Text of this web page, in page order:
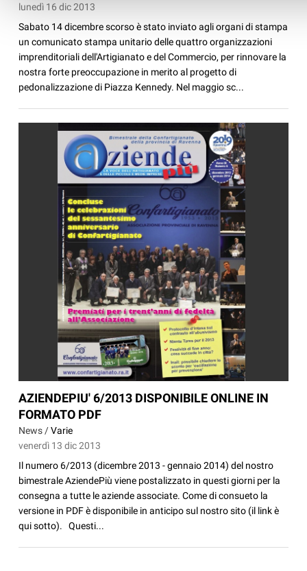
lunedì 16 dic 2013
Sabato 14 dicembre scorso è stato inviato agli organi di stampa
un comunicato stampa unitario delle quattro organizzazioni
imprenditoriali dell'Artigianato e del Commercio, per rinnovare la
nostra forte preoccupazione in merito al progetto di
pedonalizzazione di Piazza Kennedy. Nel maggio sc...
AZIENDEPIU' 6/2013 DISPONIBILE ONLINE IN
FORMATO PDF
News /Varie
venerdì 13 dic 2013
Il numero 6/2013 (dicembre 2013 - gennaio 2014) del nostro
bimestrale AziendePiù viene postalizzato in questi giorni per la
consegna a tutte le aziende associate. Come di consueto la
versione in PDF è disponibile in anticipo sul nostro sito (il link è
qui sotto). Questi...